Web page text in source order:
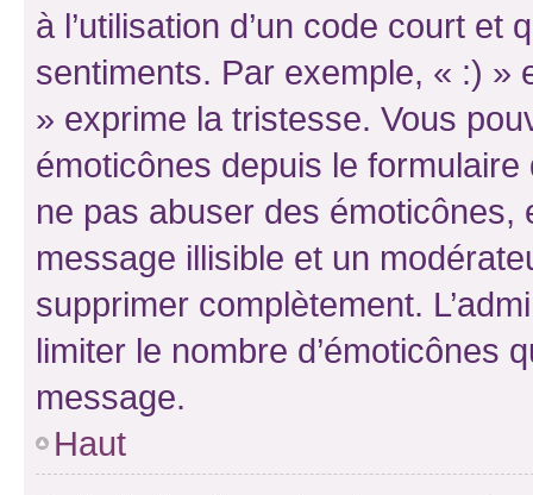
à l’utilisation d’un code court et
sentiments. Par exemple, « :) »
» exprime la tristesse. Vous
émoticônes depuis le
ne pas abuser des
message illisible et un
supprimer complètement.
limiter le nombre d’émoticônes
message.
Haut